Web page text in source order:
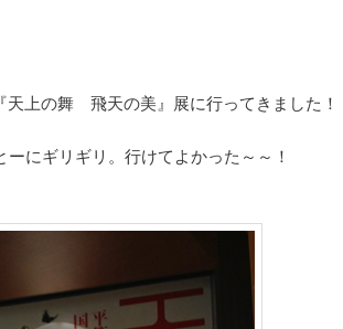
上の舞 飛天の美』展に行ってきました！
にギリギリ。行けてよかった～～！